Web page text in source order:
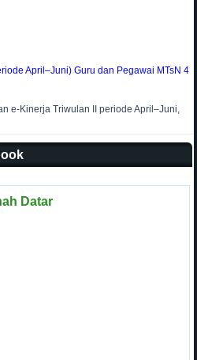
April–Juni) Guru dan Pegawai MTsN 4
e-Kinerja Triwulan II periode April–Juni,
Datar